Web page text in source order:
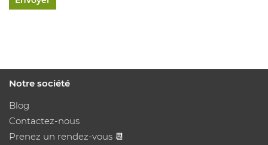
Notre société
Blog
Contactez-nous
Prenez un rendez-vous 📆